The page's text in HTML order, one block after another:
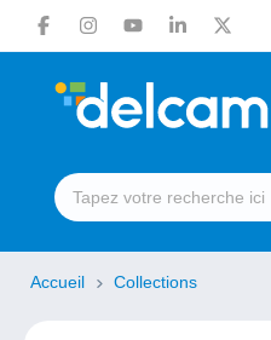
Accueil Collections